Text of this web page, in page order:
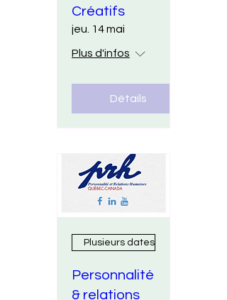
Créatifs
jeu. 14 mai
Plus d'infos
Détails
Plusieurs dates
Personnalité
& relations